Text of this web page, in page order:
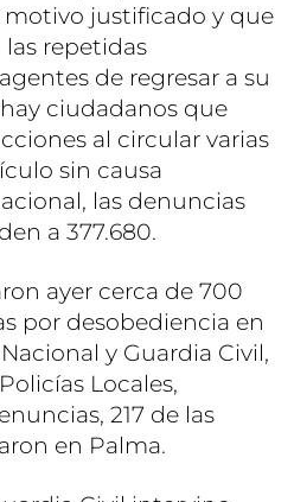
motivo justificado y que
las repetidas
de regresar a su
ciudadanos que
al circular varias
sin causa
las denuncias
a 377.680.
ayer cerca de 700
por desobediencia en
y Guardia Civil,
Locales,
217 de las
en Palma.